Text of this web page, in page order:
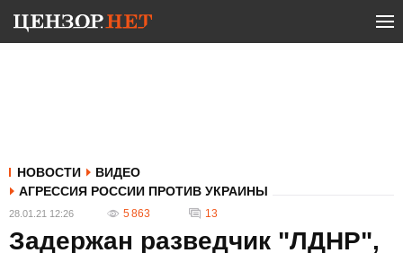
НОВОСТИ
ВИДЕО
АГРЕССИЯ РОССИИ ПРОТИВ УКРАИНЫ
28.01.21 12:26 5 863 13
Задержан разведчик "ЛДНР",